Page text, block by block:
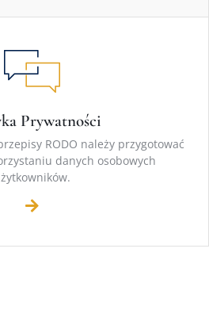
Prywatności
RODO należy przygotować
danych osobowych